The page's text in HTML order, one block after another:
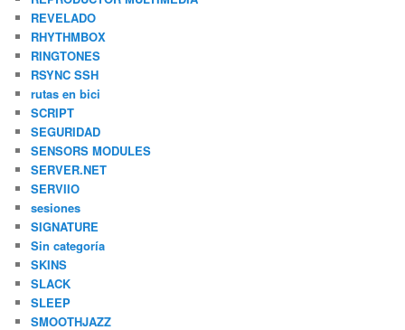
REVELADO
RHYTHMBOX
RINGTONES
RSYNC SSH
rutas en bici
SCRIPT
SEGURIDAD
SENSORS MODULES
SERVER.NET
SERVIIO
sesiones
SIGNATURE
Sin categoría
SKINS
SLACK
SLEEP
SMOOTHJAZZ